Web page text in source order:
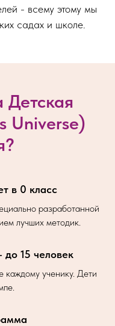
- всему этому мы
садах и школе.
Universe)
в 0 класс
разработанной
лучших методик.
15 человек
каждому ученику. Дети